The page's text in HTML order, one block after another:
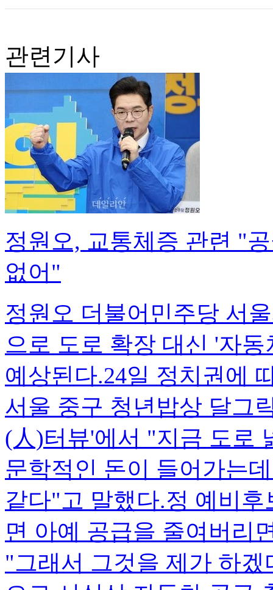
관련기사
정원오, 교통체증 관련 "
없어"
정원오 더불어민주당 서
으로 도로 확장 대신 '자
예상된다.24일 정치권에
서울 중구 청년밥상 달그
(人)터뷰'에서 "지금 도로
문학적인 돈이 들어가는
같다"고 말했다.정 예비
면 아예 공급을 줄여버리
"그래서 그것을 제가 하